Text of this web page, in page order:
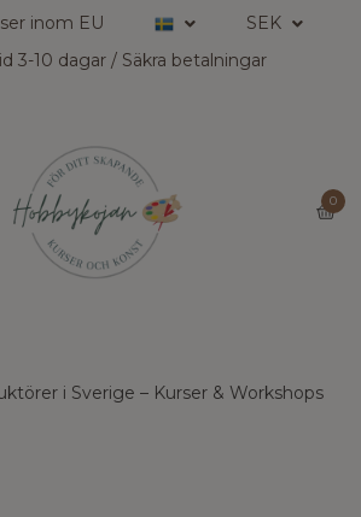
inom EU
SEK
3-10 dagar / Säkra betalningar
0
i Sverige – Kurser & Workshops